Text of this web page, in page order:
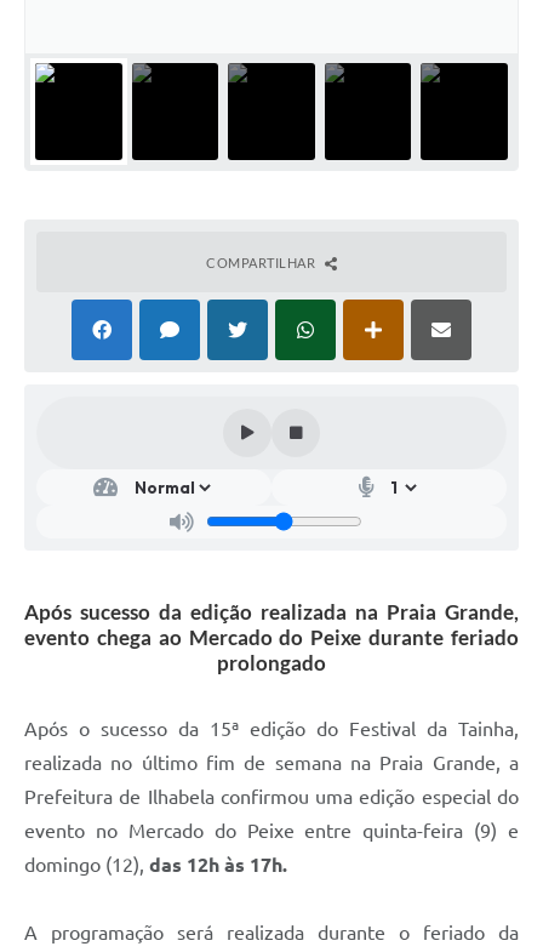
COMPARTILHAR
Após sucesso da edição realizada na Praia Grande,
evento chega ao Mercado do Peixe durante feriado
prolongado
Após o sucesso da 15ª edição do Festival da Tainha,
realizada no último fim de semana na Praia Grande, a
Prefeitura de Ilhabela confirmou uma edição especial do
evento no Mercado do Peixe entre quinta-feira (9) e
domingo (12), das 12h às 17h.
A programação será realizada durante o feriado da